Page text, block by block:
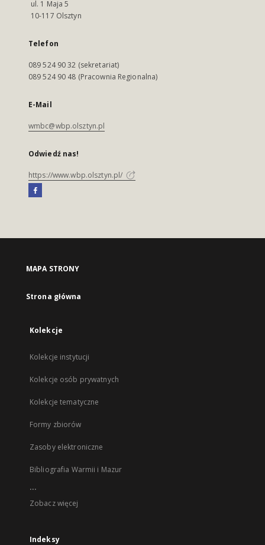
ul. 1 Maja 5
10-117 Olsztyn
Telefon
089 524 90 32 (sekretariat)
089 524 90 48 (Pracownia Regionalna)
E-Mail
wmbc@wbp.olsztyn.pl
Odwiedź nas!
https://www.wbp.olsztyn.pl/
MAPA STRONY
Strona główna
Kolekcje
Kolekcje instytucji
Kolekcje osób prywatnych
Kolekcje tematyczne
Formy zbiorów
Zasoby elektroniczne
Bibliografia Warmii i Mazur
...
Zobacz więcej
Indeksy